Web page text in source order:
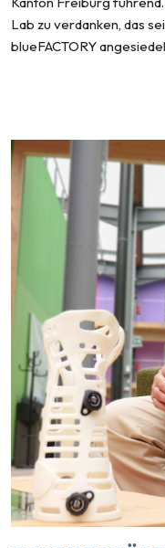
Lab zu verdanken, das
blueFACTORY